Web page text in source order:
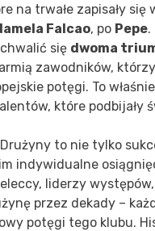
na trwałe zapisały
Falcao, po Pepe.
się dwoma
zawodników,
potęgi. To
które podbijały
to nie tylko
indywidualne
liderzy
przez dekady –
potęgi tego klubu.